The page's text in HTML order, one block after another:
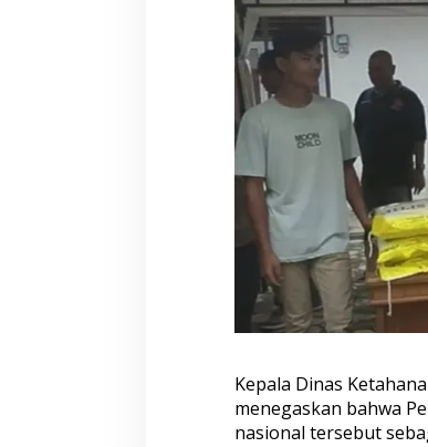
r
g
a
a
a
n
o
k
j
g
k
a
Kepala Dinas
menegaskan bahwa
nasional tersebut